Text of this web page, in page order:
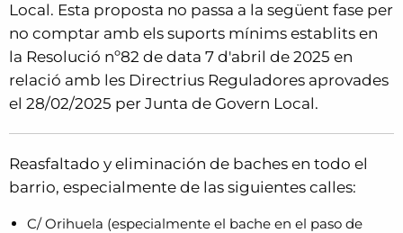
Local. Esta proposta no passa a la següent fase per
no comptar amb els suports mínims establits en
la Resolució nº82 de data 7 d'abril de 2025 en
relació amb les Directrius Reguladores aprovades
el 28/02/2025 per Junta de Govern Local.
Reasfaltado y eliminación de baches en todo el
barrio, especialmente de las siguientes calles:
C/ Orihuela (especialmente el bache en el paso de